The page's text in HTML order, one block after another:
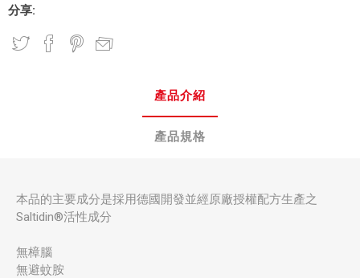
分享:
產品介紹
產品規格
本品的主要成分是採用德國開發並經原廠授權配方生產之
Saltidin®活性成分
無樟腦
無避蚊胺